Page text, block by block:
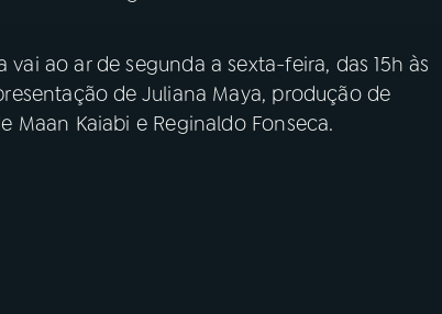
ao ar de segunda a sexta-feira, das 15h às
de Juliana Maya, produção de
Maan Kaiabi e Reginaldo Fonseca.